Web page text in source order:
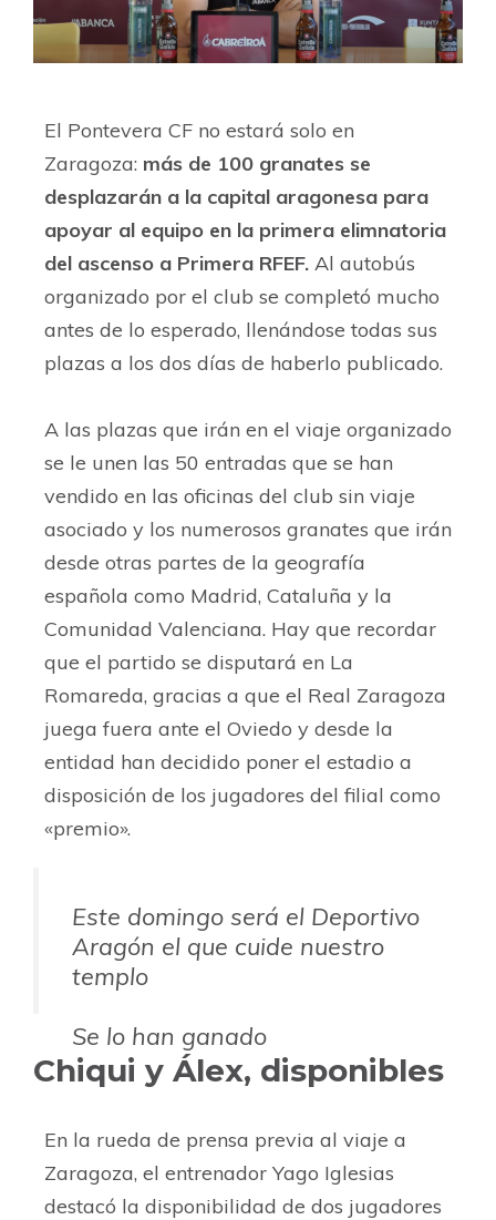
El Pontevera CF no estará solo en
Zaragoza: más de 100 granates se
desplazarán a la capital aragonesa para
apoyar al equipo en la primera elimnatoria
del ascenso a Primera RFEF. Al autobús
organizado por el club se completó mucho
antes de lo esperado, llenándose todas sus
plazas a los dos días de haberlo publicado.
A las plazas que irán en el viaje organizado
se le unen las 50 entradas que se han
vendido en las oficinas del club sin viaje
asociado y los numerosos granates que irán
desde otras partes de la geografía
española como Madrid, Cataluña y la
Comunidad Valenciana. Hay que recordar
que el partido se disputará en La
Romareda, gracias a que el Real Zaragoza
juega fuera ante el Oviedo y desde la
entidad han decidido poner el estadio a
disposición de los jugadores del filial como
«premio».
Este domingo será el Deportivo
Aragón el que cuide nuestro
templo
Se lo han ganado
pic.twitter.com/vinkOJKlua
(@RZcantera)May 9, 2024
Chiqui y Álex, disponibles
En la rueda de prensa previa al viaje a
Zaragoza, el entrenador Yago Iglesias
destacó la disponibilidad de dos jugadores